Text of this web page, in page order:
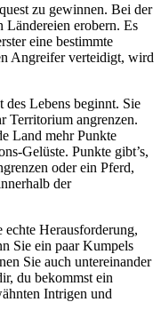
zu gewinnen. Bei der
Ländereien erobern. Es
eine bestimmte
Angreifer verteidigt, wird
des Lebens beginnt. Sie
Territorium angrenzen.
Land mehr Punkte
Gelüste. Punkte gibt’s,
oder ein Pferd,
der
Herausforderung,
Sie ein paar Kumpels
Sie auch untereinander
du bekommst ein
Intrigen und